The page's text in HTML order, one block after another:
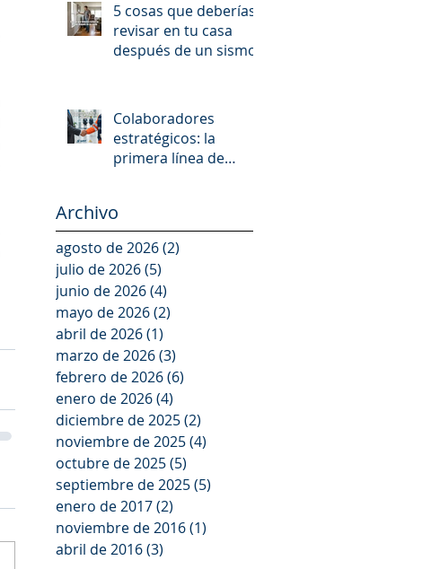
5 cosas que deberías
revisar en tu casa
después de un sismo
Colaboradores
estratégicos: la
primera línea de
Archivo
agosto de 2026(2)
julio de 2026(5)
junio de 2026(4)
mayo de 2026(2)
abril de 2026(1)
marzo de 2026(3)
febrero de 2026(6)
enero de 2026(4)
diciembre de 2025(2)
noviembre de 2025(4)
octubre de 2025(5)
septiembre de 2025(5)
enero de 2017(2)
noviembre de 2016(1)
abril de 2016(3)